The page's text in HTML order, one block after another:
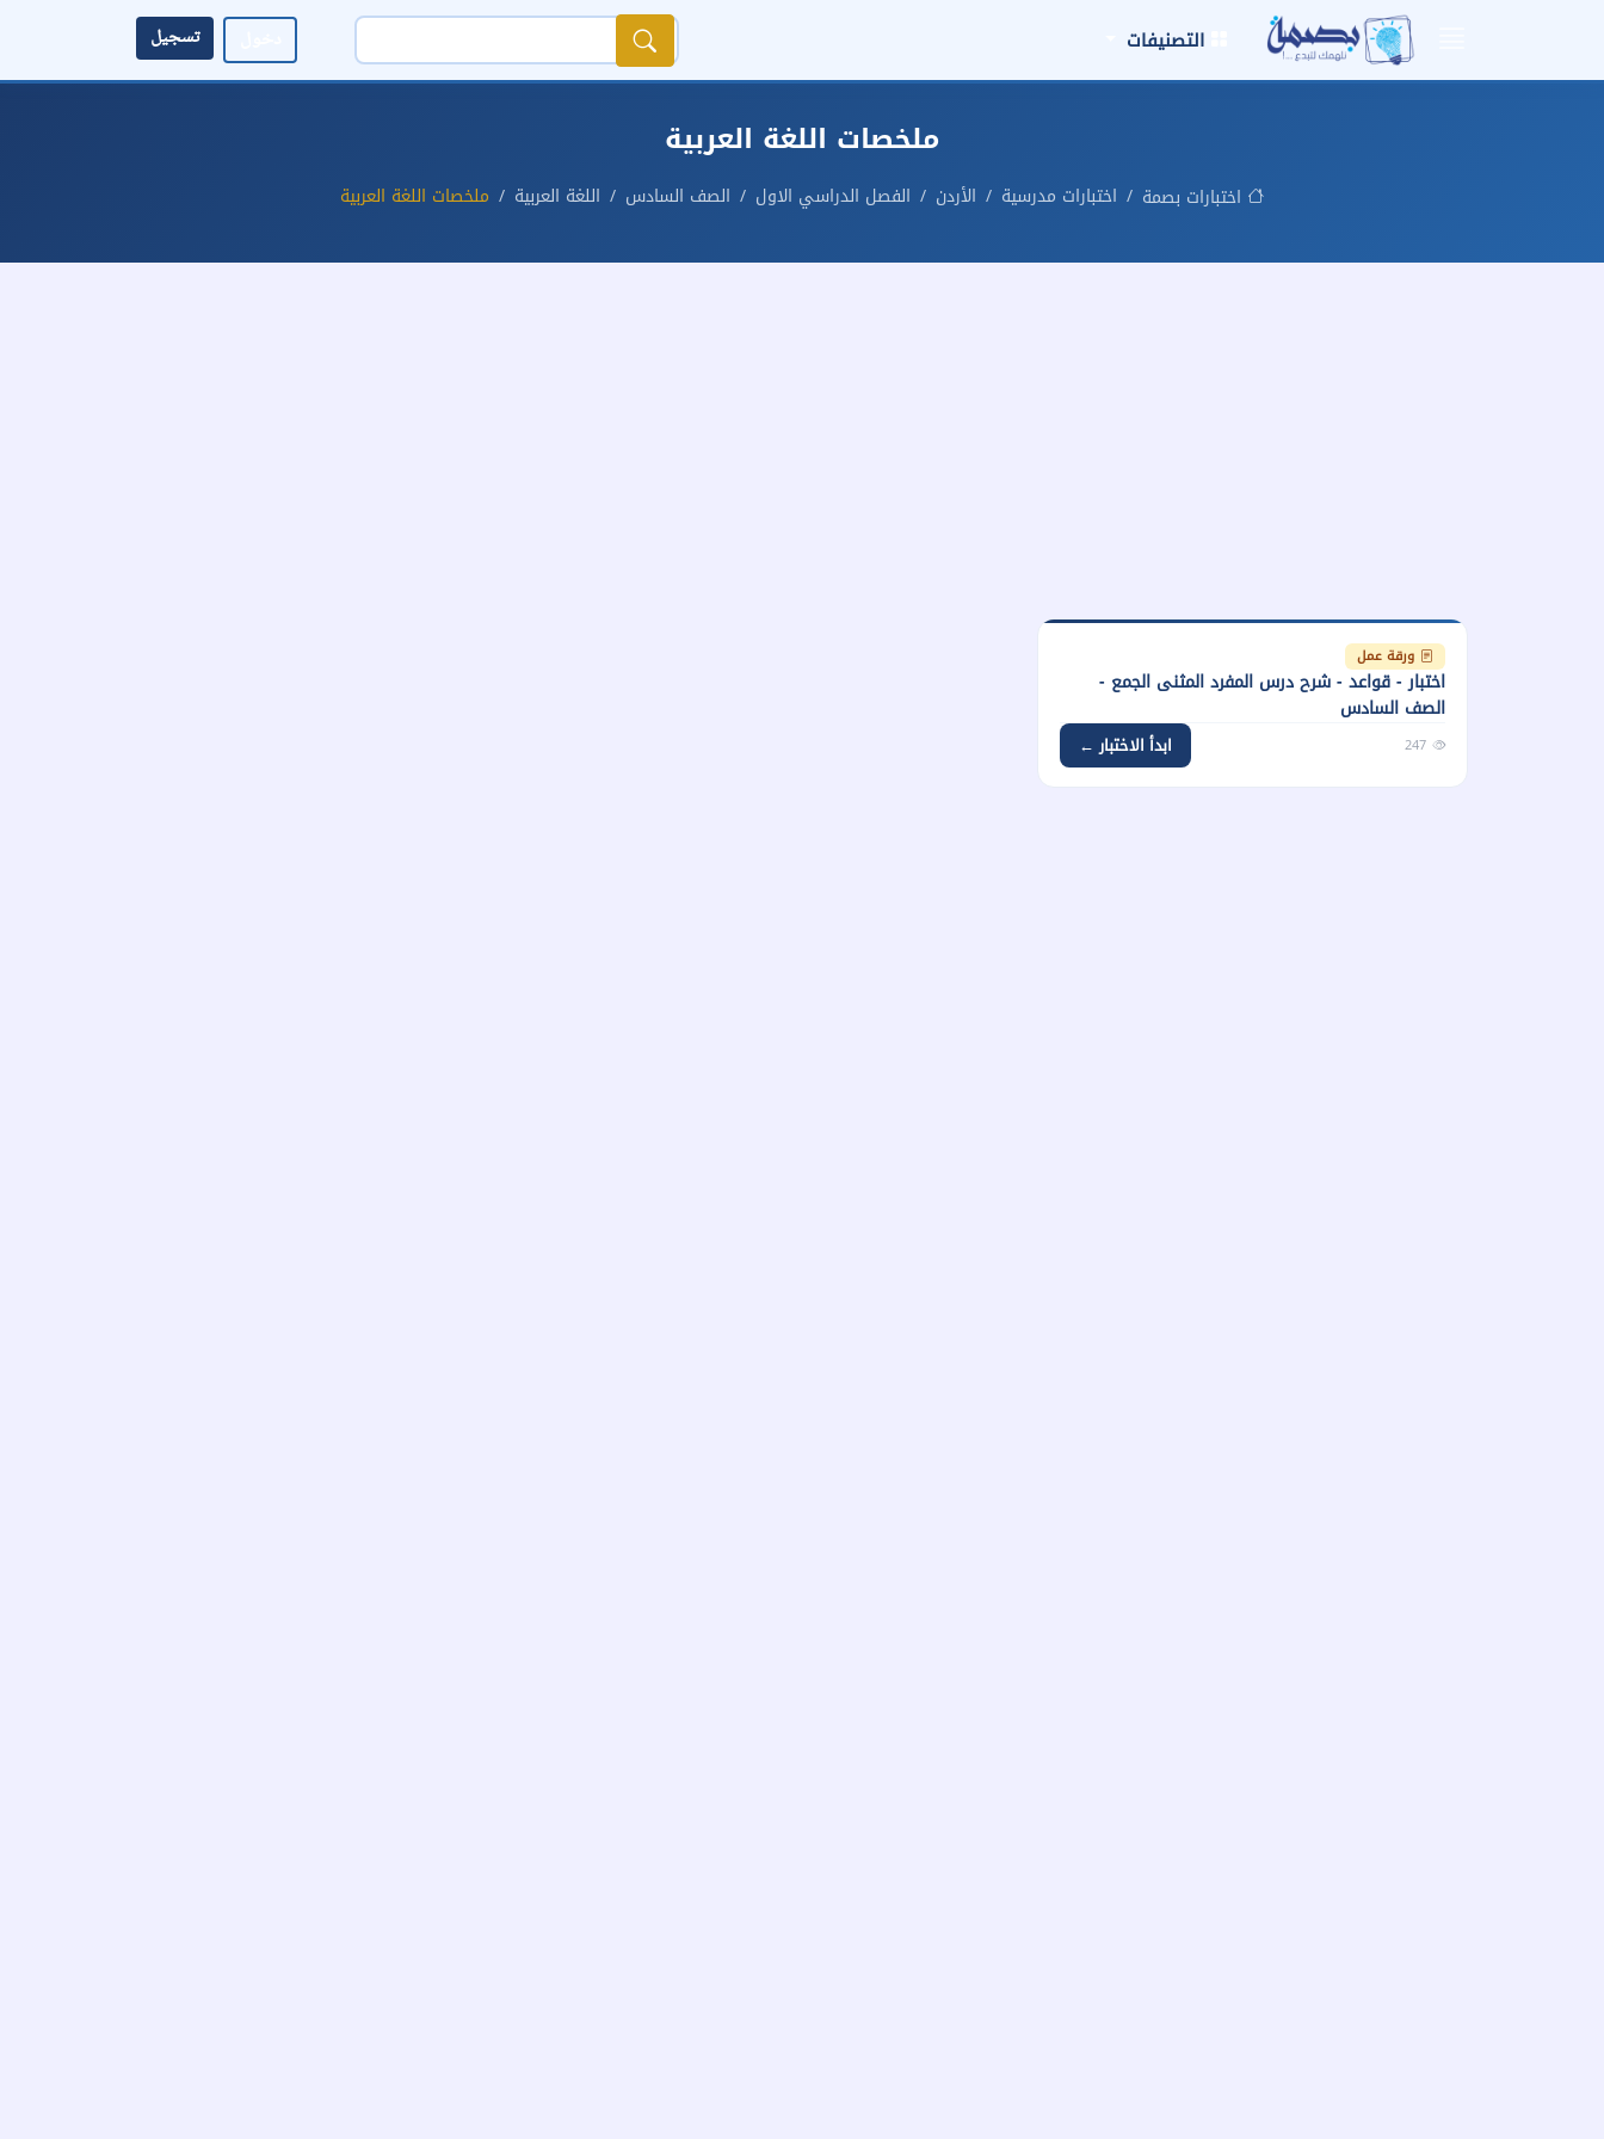
التصنيفات تسجيل
ملخصات اللغة العربية
اختبارات بصمة اختبارات مدرسية الأردن الفصل الدراسي الاول الصف السادس اللغة العربية ملخصات اللغة العربية
ورقة عمل
اختبار - قواعد - شرح درس المفرد المثنى الجمع -
الصف السادس
247 ابدأ الاختبار ←